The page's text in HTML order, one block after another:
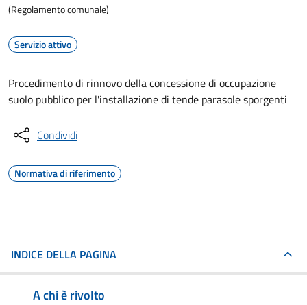
(Regolamento comunale)
Servizio attivo
Procedimento di rinnovo della concessione di occupazione
suolo pubblico per l'installazione di tende parasole sporgenti
Condividi
Normativa di riferimento
INDICE DELLA PAGINA
A chi è rivolto